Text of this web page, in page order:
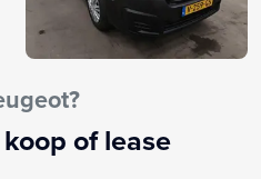
afstandsbediening
of lease